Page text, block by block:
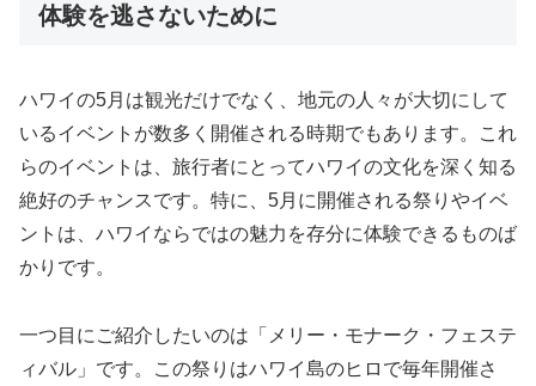
体験を逃さないために
ハワイの5月は観光だけでなく、地元の人々が大切にして
いるイベントが数多く開催される時期でもあります。これ
らのイベントは、旅行者にとってハワイの文化を深く知る
絶好のチャンスです。特に、5月に開催される祭りやイベ
ントは、ハワイならではの魅力を存分に体験できるものば
かりです。
一つ目にご紹介したいのは「メリー・モナーク・フェステ
ィバル」です。この祭りはハワイ島のヒロで毎年開催さ